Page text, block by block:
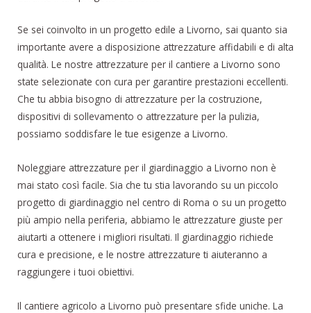
Se sei coinvolto in un progetto edile a Livorno, sai quanto sia
importante avere a disposizione attrezzature affidabili e di alta
qualità. Le nostre attrezzature per il cantiere a Livorno sono
state selezionate con cura per garantire prestazioni eccellenti.
Che tu abbia bisogno di attrezzature per la costruzione,
dispositivi di sollevamento o attrezzature per la pulizia,
possiamo soddisfare le tue esigenze a Livorno.
Noleggiare attrezzature per il giardinaggio a Livorno non è
mai stato così facile. Sia che tu stia lavorando su un piccolo
progetto di giardinaggio nel centro di Roma o su un progetto
più ampio nella periferia, abbiamo le attrezzature giuste per
aiutarti a ottenere i migliori risultati. Il giardinaggio richiede
cura e precisione, e le nostre attrezzature ti aiuteranno a
raggiungere i tuoi obiettivi.
Il cantiere agricolo a Livorno può presentare sfide uniche. La